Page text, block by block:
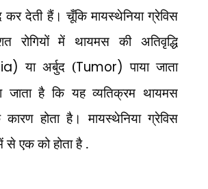
कर देती हैं। चूँकि मायस्थेनिया ग्रेविस
रोगियों में थायमस की अतिवृद्धि
या अर्बुद (Tumor)पाया जाता
जाता है कि यह व्यतिक्रम थायमस
कारण होता है। मायस्थेनिया ग्रेविस
से एक को होता है .